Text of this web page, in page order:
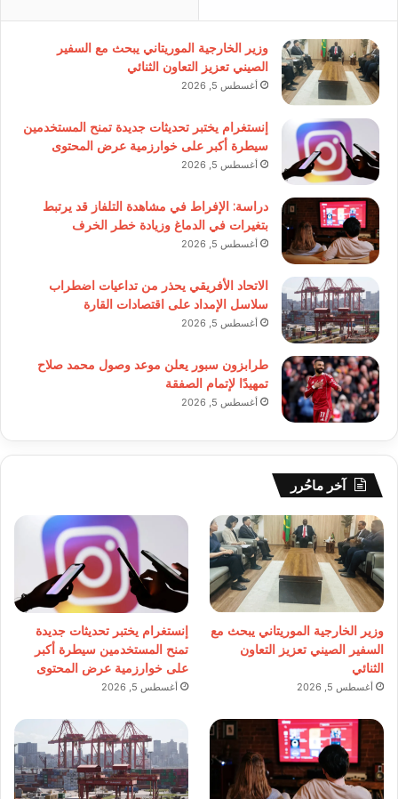
وزير الخارجية الموريتاني يبحث مع السفير
الصيني تعزيز التعاون الثنائي
أغسطس 5, 2026
إنستغرام يختبر تحديثات جديدة تمنح المستخدمين
سيطرة أكبر على خوارزمية عرض المحتوى
أغسطس 5, 2026
دراسة: الإفراط في مشاهدة التلفاز قد يرتبط
بتغيرات في الدماغ وزيادة خطر الخرف
أغسطس 5, 2026
الاتحاد الأفريقي يحذر من تداعيات اضطراب
سلاسل الإمداد على اقتصادات القارة
أغسطس 5, 2026
طرابزون سبور يعلن موعد وصول محمد صلاح
تمهيدًا لإتمام الصفقة
أغسطس 5, 2026
آخر ماحُرر
وزير الخارجية الموريتاني يبحث مع
السفير الصيني تعزيز التعاون
الثنائي
أغسطس 5, 2026
إنستغرام يختبر تحديثات جديدة
تمنح المستخدمين سيطرة أكبر
على خوارزمية عرض المحتوى
أغسطس 5, 2026